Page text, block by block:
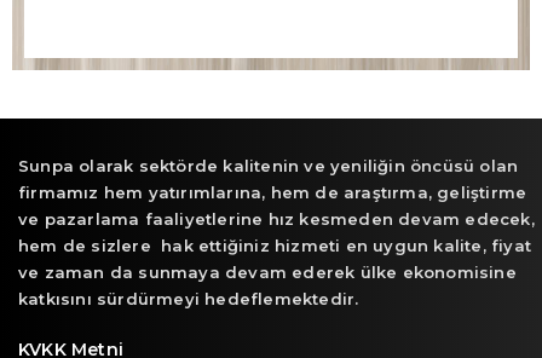
Sunpa olarak sektörde kalitenin ve yeniliğin öncüsü olan
firmamız hem yatırımlarına, hem de araştırma, geliştirme
ve pazarlama faaliyetlerine hız kesmeden devam edecek,
hem de sizlere hak ettiğiniz hizmeti en uygun kalite, fiyat
ve zaman da sunmaya devam ederek ülke ekonomisine
katkısını sürdürmeyi hedeflemektedir.
KVKK Metni